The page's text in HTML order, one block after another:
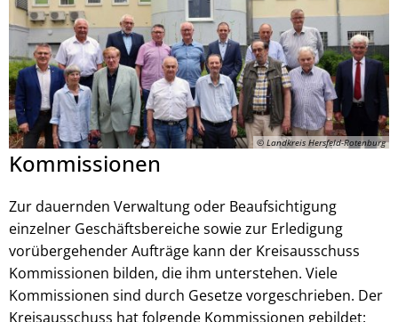
© Landkreis Hersfeld-Rotenburg
Kommissionen
Zur dauernden Verwaltung oder Beaufsichtigung
einzelner Geschäftsbereiche sowie zur Erledigung
vorübergehender Aufträge kann der Kreisausschuss
Kommissionen bilden, die ihm unterstehen. Viele
Kommissionen sind durch Gesetze vorgeschrieben. Der
Kreisausschuss hat folgende Kommissionen gebildet: